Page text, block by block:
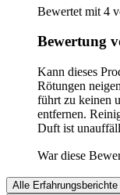
Bewertet mit 4
Bewertung
Kann dieses
Rötungen
führt zu keinen
entfernen.
Duft ist
War diese
Alle